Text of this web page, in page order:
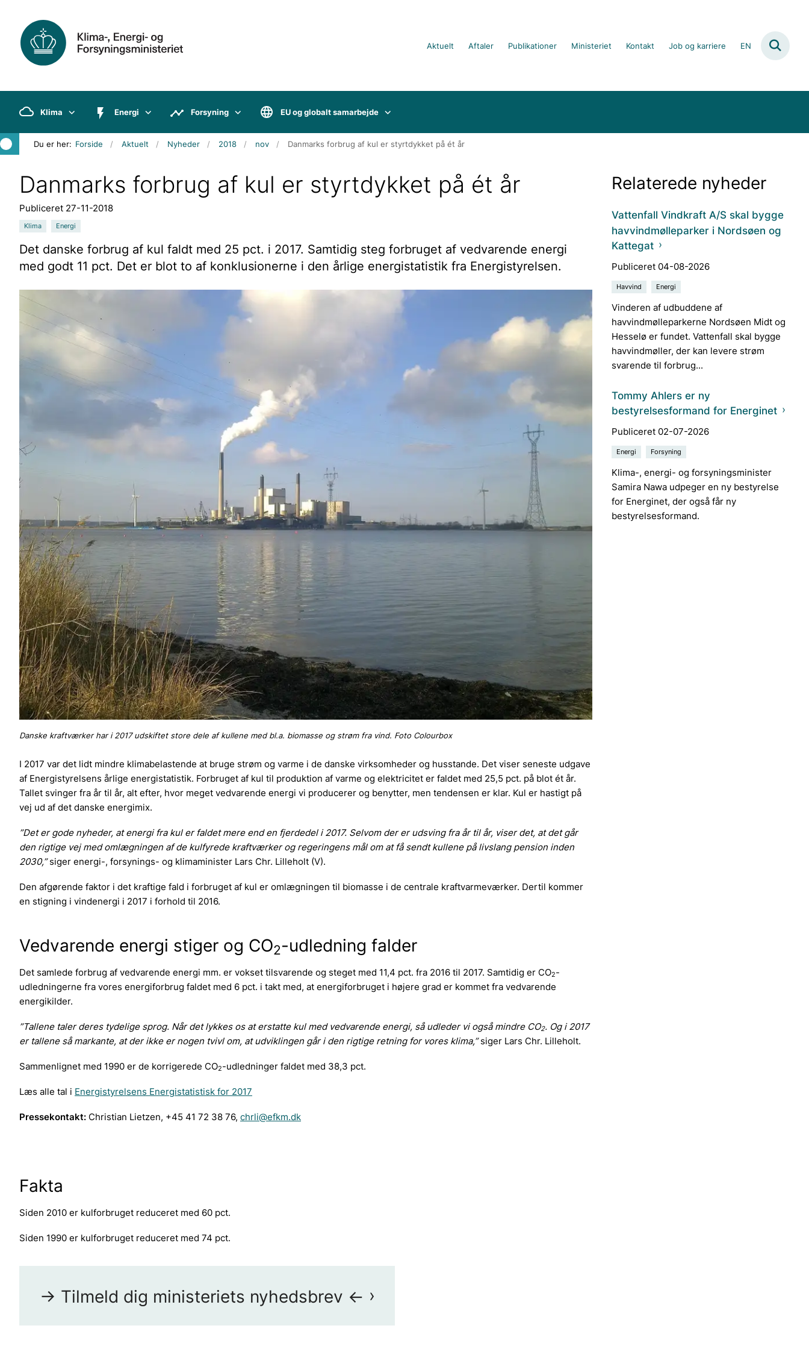
Aktuelt Aftaler Publikationer Ministeriet Kontakt Job og karriere EN
Klima Energi Forsyning EU og globalt samarbejde
Du er her: Forside Aktuelt Nyheder 2018 nov Danmarks forbrug af kul er styrtdykket på ét år
Danmarks forbrug af kul er styrtdykket på ét år
Publiceret 27-11-2018
Klima Energi
Det danske forbrug af kul faldt med 25 pct. i 2017. Samtidig steg forbruget af vedvarende energi
med godt 11 pct. Det er blot to af konklusionerne i den årlige energistatistik fra Energistyrelsen.
Danske kraftværker har i 2017 udskiftet store dele af kullene med bl.a. biomasse og strøm fra vind. Foto Colourbox
I 2017 var det lidt mindre klimabelastende at bruge strøm og varme i de danske virksomheder og husstande. Det viser seneste udgave
af Energistyrelsens årlige energistatistik. Forbruget af kul til produktion af varme og elektricitet er faldet med 25,5 pct. på blot ét år.
Tallet svinger fra år til år, alt efter, hvor meget vedvarende energi vi producerer og benytter, men tendensen er klar. Kul er hastigt på
vej ud af det danske energimix.
”Det er gode nyheder, at energi fra kul er faldet mere end en fjerdedel i 2017. Selvom der er udsving fra år til år, viser det, at det går
den rigtige vej med omlægningen af de kulfyrede kraftværker og regeringens mål om at få sendt kullene på livslang pension inden
2030,”siger energi-, forsynings- og klimaminister Lars Chr. Lilleholt (V).
Den afgørende faktor i det kraftige fald i forbruget af kul er omlægningen til biomasse i de centrale kraftvarmeværker. Dertil kommer
en stigning i vindenergi i 2017 i forhold til 2016.
Vedvarende energi stiger og CO2-udledning falder
Det samlede forbrug af vedvarende energi mm. er vokset tilsvarende og steget med 11,4 pct. fra 2016 til 2017. Samtidig er CO2-
udledningerne fra vores energiforbrug faldet med 6 pct. i takt med, at energiforbruget i højere grad er kommet fra vedvarende
energikilder.
”Tallene taler deres tydelige sprog. Når det lykkes os at erstatte kul med vedvarende energi, så udleder vi også mindre CO2. Og i 2017
er tallene så markante, at der ikke er nogen tvivl om, at udviklingen går i den rigtige retning for vores klima,”siger Lars Chr. Lilleholt.
Sammenlignet med 1990 er de korrigerede CO2-udledninger faldet med 38,3 pct.
Læs alle tal i Energistyrelsens Energistatistisk for 2017
Pressekontakt: Christian Lietzen, +45 41 72 38 76, chrli@efkm.dk
Fakta
Siden 2010 er kulforbruget reduceret med 60 pct.
Siden 1990 er kulforbruget reduceret med 74 pct.
-> Tilmeld dig ministeriets nyhedsbrev <-
Relaterede nyheder
Vattenfall Vindkraft A/S skal bygge
havvindmølleparker i Nordsøen og
Kattegat
Publiceret 04-08-2026
Havvind Energi
Vinderen af udbuddene af
havvindmølleparkerne Nordsøen Midt og
Hesselø er fundet. Vattenfall skal bygge
havvindmøller, der kan levere strøm
svarende til forbrug...
Tommy Ahlers er ny
bestyrelsesformand for Energinet
Publiceret 02-07-2026
Energi Forsyning
Klima-, energi- og forsyningsminister
Samira Nawa udpeger en ny bestyrelse
for Energinet, der også får ny
bestyrelsesformand.